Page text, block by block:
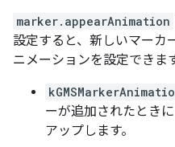
marker.appearAnimation
設定すると、新しいマーカ
ニメーションを設定できます
ーが追加されたときに
アップします。